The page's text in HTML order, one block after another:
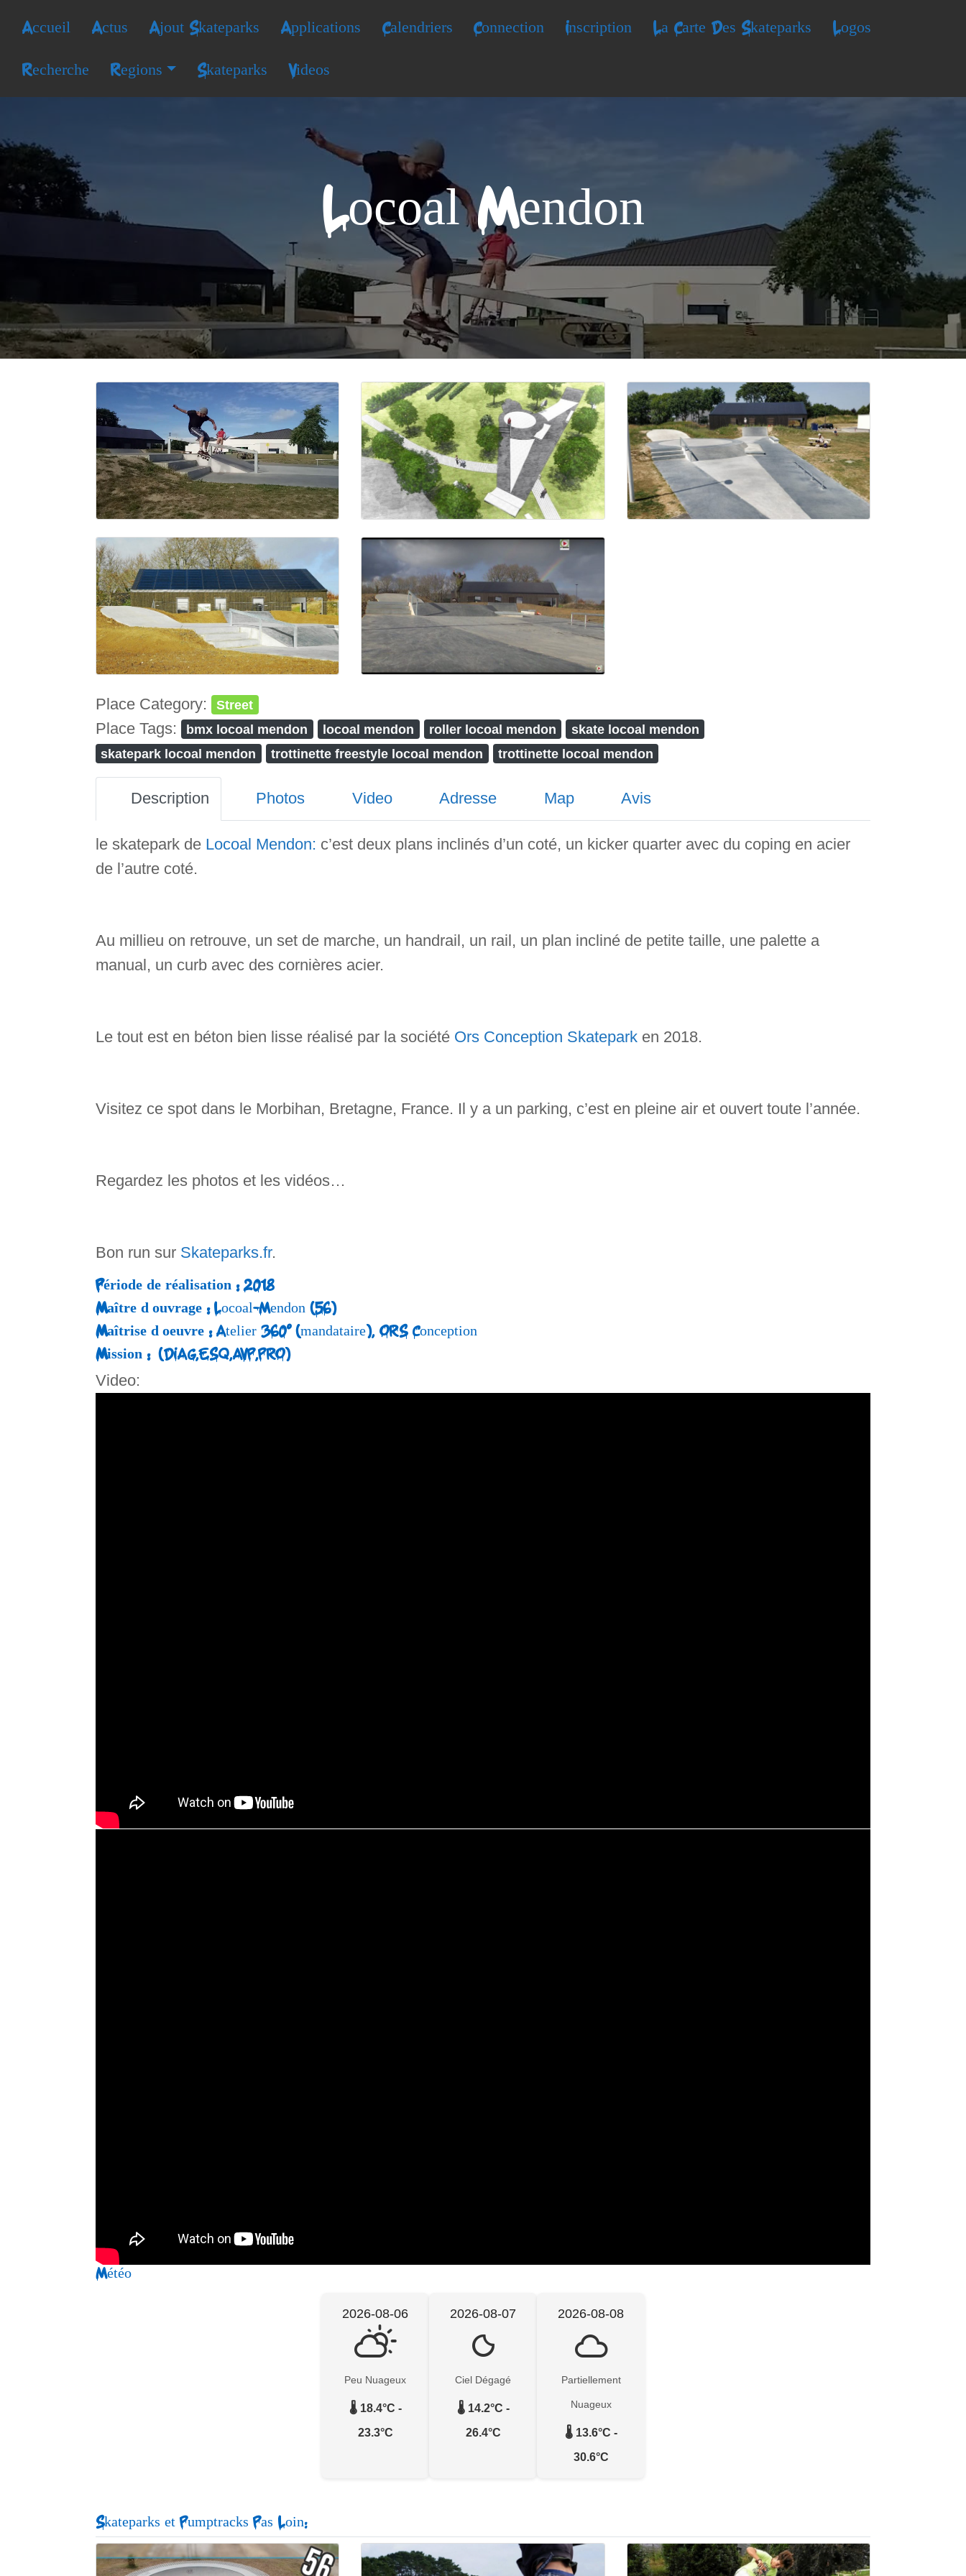
Accueil Actus Ajout Skateparks Applications Calendriers Connection Inscription La Carte Des Skateparks Logos
Recherche Regions Skateparks Videos
Locoal Mendon
Place Category: Street
Place Tags: bmx locoal mendon locoal mendon roller locoal mendon
skate locoal mendon
skatepark locoal mendon
trottinette freestyle locoal mendon trottinette locoal mendon
Description Photos Video Adresse Map Avis
le skatepark de Locoal Mendon: c’est deux plans inclinés d’un coté, un kicker quarter avec du coping en acier
de l’autre coté.
Au millieu on retrouve, un set de marche, un handrail, un rail, un plan incliné de petite taille, une palette a
manual, un curb avec des cornières acier.
Le tout est en béton bien lisse réalisé par la société Ors Conception Skatepark en 2018.
Visitez ce spot dans le Morbihan, Bretagne, France. Il y a un parking, c’est en pleine air et ouvert toute l’année.
Regardez les photos et les vidéos…
Bon run sur Skateparks.fr.
Période de réalisation : 2018
Maître d’ouvrage : Locoal-Mendon (56)
Maîtrise d’oeuvre : Atelier 360° (mandataire), ORS Conception
Mission : (DIAG,ESQ,AVP,PRO)
Video:
Météo
2026-08-06
Peu Nuageux
🌡️ 18.4°C -
23.3°C
2026-08-07
Ciel Dégagé
🌡️ 14.2°C -
26.4°C
2026-08-08
Partiellement
Nuageux
🌡️ 13.6°C -
30.6°C
Skateparks et Pumptracks Pas Loin: